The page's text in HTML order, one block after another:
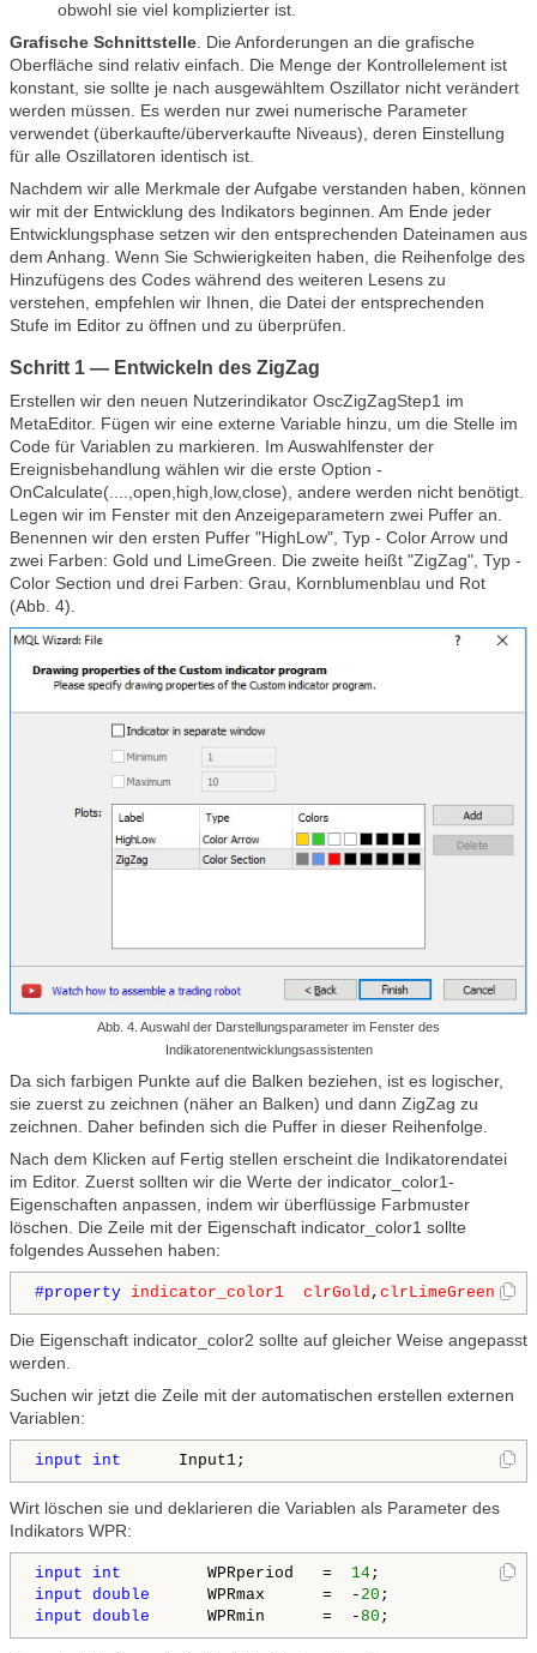
obwohl sie viel komplizierter ist.
Grafische Schnittstelle . Die Anforderungen an die grafische
Oberfläche sind relativ einfach. Die Menge der Kontrollelement ist
konstant, sie sollte je nach ausgewähltem Oszillator nicht verändert
werden müssen. Es werden nur zwei numerische Parameter
verwendet (überkaufte/überverkaufte Niveaus), deren Einstellung
für alle Oszillatoren identisch ist.
Nachdem wir alle Merkmale der Aufgabe verstanden haben, können
wir mit der Entwicklung des Indikators beginnen. Am Ende jeder
Entwicklungsphase setzen wir den entsprechenden Dateinamen aus
dem Anhang. Wenn Sie Schwierigkeiten haben, die Reihenfolge des
Hinzufügens des Codes während des weiteren Lesens zu
verstehen, empfehlen wir Ihnen, die Datei der entsprechenden
Stufe im Editor zu öffnen und zu überprüfen.
Schritt 1 — Entwickeln des ZigZag
Erstellen wir den neuen Nutzerindikator OscZigZagStep1 im
MetaEditor. Fügen wir eine externe Variable hinzu, um die Stelle im
Code für Variablen zu markieren. Im Auswahlfenster der
Ereignisbehandlung wählen wir die erste Option -
OnCalculate(....,open,high,low,close), andere werden nicht benötigt.
Legen wir im Fenster mit den Anzeigeparametern zwei Puffer an.
Benennen wir den ersten Puffer "HighLow", Typ - Color Arrow und
zwei Farben: Gold und LimeGreen. Die zweite heißt "ZigZag", Typ -
Color Section und drei Farben: Grau, Kornblumenblau und Rot
(Abb. 4).
Abb. 4. Auswahl der Darstellungsparameter im Fenster des
Indikatorenentwicklungsassistenten
Da sich farbigen Punkte auf die Balken beziehen, ist es logischer,
sie zuerst zu zeichnen (näher an Balken) und dann ZigZag zu
zeichnen. Daher befinden sich die Puffer in dieser Reihenfolge.
Nach dem Klicken auf Fertig stellen erscheint die Indikatorendatei
im Editor. Zuerst sollten wir die Werte der indicator_color1-
Eigenschaften anpassen, indem wir überflüssige Farbmuster
löschen. Die Zeile mit der Eigenschaft indicator_color1 sollte
folgendes Aussehen haben:
#property indicator_color1 clrGold , clrLimeGreen
Die Eigenschaft indicator_color2 sollte auf gleicher Weise angepasst
werden.
Suchen wir jetzt die Zeile mit der automatischen erstellen externen
Variablen:
input int Input1;
Wirt löschen sie und deklarieren die Variablen als Parameter des
Indikators WPR:
input int WPRperiod   = 14
input double WPRmax      =  - 20
input double WPRmin      =  -80